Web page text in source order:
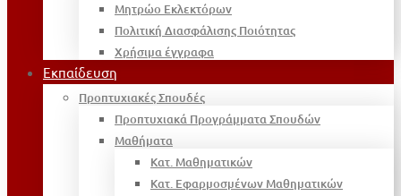
Μητρώο Εκλεκτόρων
Πολιτική Διασφάλισης Ποιότητας
Χρήσιμα έγγραφα
Εκπαίδευση
Προπτυχιακές Σπουδές
Προπτυχιακά Προγράμματα Σπουδών
Μαθήματα
Κατ. Μαθηματικών
Κατ. Εφαρμοσμένων Μαθηματικών